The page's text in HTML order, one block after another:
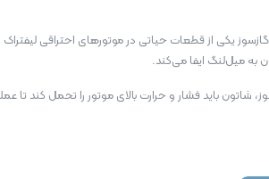
تن سپاهان گازسوز یکی از قطعات حیاتی در موتورهای احتراقی
به میل‌لنگ ایفا می‌کند.
گازسوز، شاتون باید فشار و حرارت بالای موتور را تحمل کند تا